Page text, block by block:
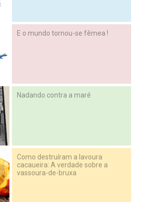
E o mundo tornou-se fêmea !
Nadando contra a maré
Como destruíram a lavoura
cacaueira: A verdade sobre a
vassoura-de-bruxa